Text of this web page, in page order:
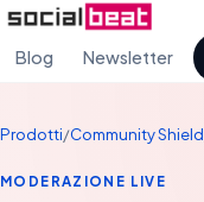
Blog Newsletter
Prodotti/Community Shield
MODERAZIONE LIVE